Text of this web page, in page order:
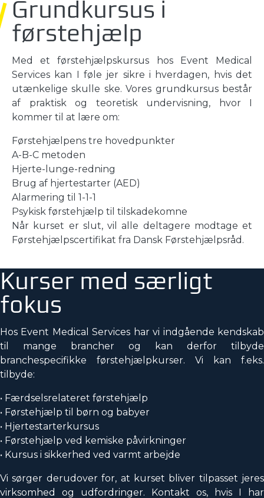
Grundkursus i
førstehjælp
Med et førstehjælpskursus hos Event Medical
Services kan I føle jer sikre i hverdagen, hvis det
utænkelige skulle ske. Vores grundkursus består
af praktisk og teoretisk undervisning, hvor I
kommer til at lære om:
Førstehjælpens tre hovedpunkter
A-B-C metoden
Hjerte-lunge-redning
Brug af hjertestarter (AED)
Alarmering til 1-1-1
Psykisk førstehjælp til tilskadekomne
Når kurset er slut, vil alle deltagere modtage et
Førstehjælpscertifikat fra Dansk Førstehjælpsråd.
Kurser med særligt
fokus
Hos Event Medical Services har vi indgående kendskab
til mange brancher og kan derfor tilbyde
branchespecifikke førstehjælpkurser. Vi kan f.eks.
tilbyde:
• Færdselsrelateret førstehjælp
• Førstehjælp til børn og babyer
• Hjertestarterkursus
• Førstehjælp ved kemiske påvirkninger
• Kursus i sikkerhed ved varmt arbejde
Vi sørger derudover for, at kurset bliver tilpasset jeres
virksomhed og udfordringer. Kontakt os, hvis I har